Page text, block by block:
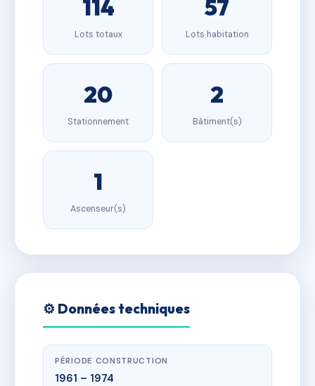
114
Lots totaux
57
Lots habitation
20
Stationnement
2
Bâtiment(s)
1
Ascenseur(s)
⚙️ Données techniques
PÉRIODE CONSTRUCTION
1961 – 1974